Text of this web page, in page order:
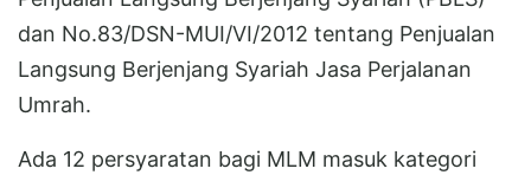
dan No.83/DSN-MUI/VI/2012 tentang Penjualan
Langsung Berjenjang Syariah Jasa Perjalanan
Umrah.
Ada 12 persyaratan bagi MLM masuk kategori